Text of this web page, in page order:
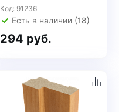
Код: 91236
Есть в наличии (18)
294 руб.